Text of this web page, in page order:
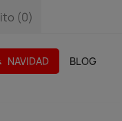
(0)
(0)
NAVIDAD BLOG